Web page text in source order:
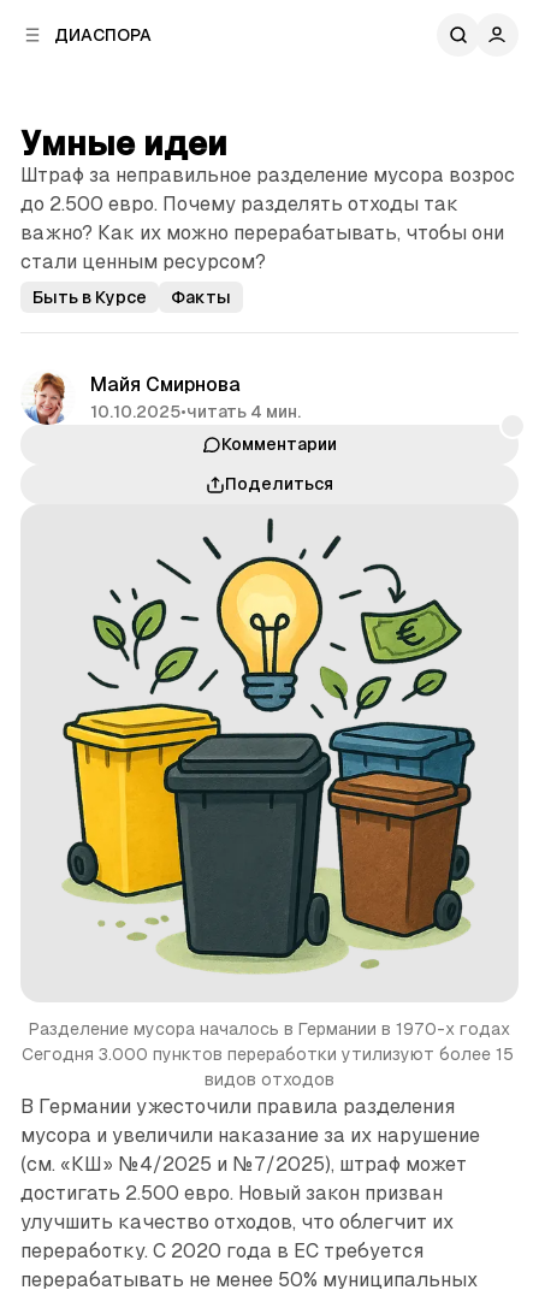
ДИАСПОРА
Умные идеи
Штраф за неправильное разделение мусора возрос
до 2.500 евро. Почему разделять отходы так
важно? Как их можно перерабатывать, чтобы они
стали ценным ресурсом?
Быть в Курсе Факты
Майя Смирнова
10.10.2025•читать 4 мин.
Комментарии
Поделиться
Разделение мусора началось в Германии в 1970-х годах
Сегодня 3.000 пунктов переработки утилизуют более 15
видов отходов
В Германии ужесточили правила разделения
мусора и увеличили наказание за их нарушение
(см. «КШ» №4/2025 и №7/2025), штраф может
достигать 2.500 евро. Новый закон призван
улучшить качество отходов, что облегчит их
переработку. С 2020 года в ЕС требуется
перерабатывать не менее 50% муниципальных